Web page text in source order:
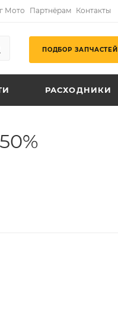
Мото Партнёрам Контакты
ПОДБОР ЗАПЧАСТЕЙ
РАСХОДНИКИ